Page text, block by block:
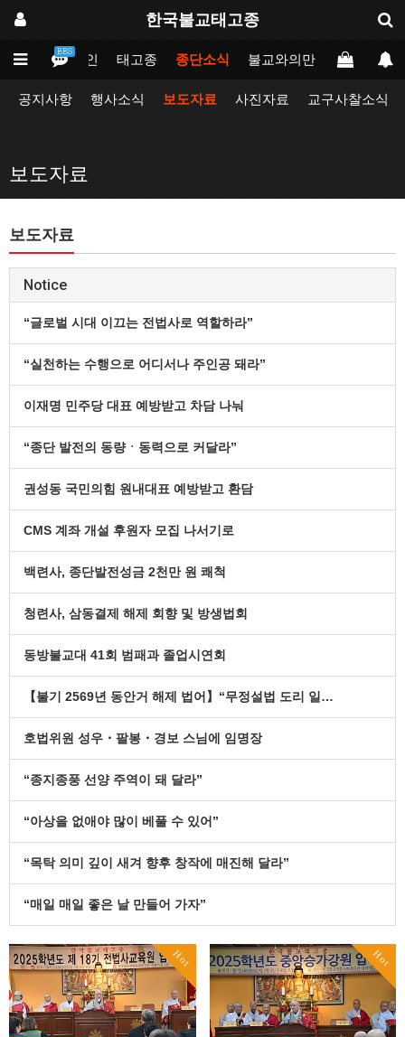
한국불교태고종
BBS
메인 태고종 종단소식 불교와의만남 업무포털
공지사항 행사소식 보도자료 사진자료 교구사찰소식
보도자료
보도자료
Notice
“글로벌 시대 이끄는 전법사로 역할하라”
“실천하는 수행으로 어디서나 주인공 돼라”
이재명 민주당 대표 예방받고 차담 나눠
“종단 발전의 동량ㆍ동력으로 커달라”
권성동 국민의힘 원내대표 예방받고 환담
CMS 계좌 개설 후원자 모집 나서기로
백련사, 종단발전성금 2천만 원 쾌척
청련사, 삼동결제 해제 회향 및 방생법회
동방불교대 41회 범패과 졸업시연회
【불기 2569년 동안거 해제 법어】“무정설법 도리 일…
호법위원 성우・팔봉・경보 스님에 임명장
“종지종풍 선양 주역이 돼 달라”
“아상을 없애야 많이 베풀 수 있어”
“목탁 의미 깊이 새겨 향후 창작에 매진해 달라”
“매일 매일 좋은 날 만들어 가자”
Hot Hot